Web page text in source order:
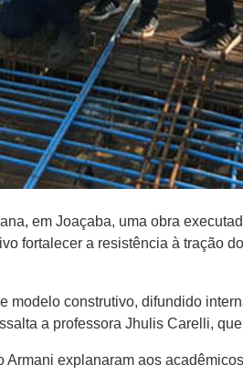
em Joaçaba, uma obra
fortalecer a resistência à tração
construtivo, difundido
a professora Jhulis Carelli,
explanaram aos